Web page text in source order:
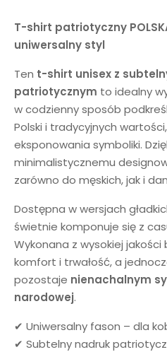
T-shirt patriotyczny
uniwersalny styl
Ten t-shirt unisex z
patriotycznym to idealny
w codzienny sposób
Polski i tradycyjnych
eksponowania symboliki.
minimalistycznemu
zarówno do męskich, jak i
Dostępna w wersjach
świetnie komponuje się z
Wykonana z wysokiej jakości
komfort i trwałość, a
pozostaje nienachalnym
narodowej.
✔ Uniwersalny fason – dla
✔ Subtelny nadruk